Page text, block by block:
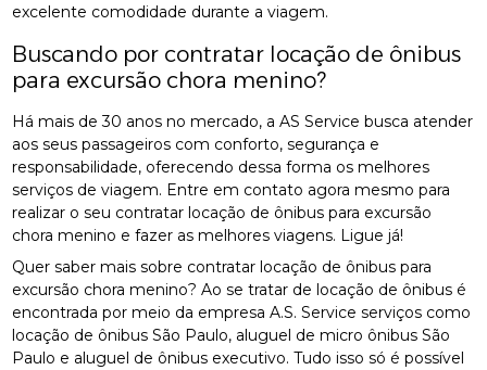
excelente comodidade durante a viagem.
Buscando por contratar locação de ônibus
para excursão chora menino?
Há mais de 30 anos no mercado, a AS Service busca atender
aos seus passageiros com conforto, segurança e
responsabilidade, oferecendo dessa forma os melhores
serviços de viagem. Entre em contato agora mesmo para
realizar o seu contratar locação de ônibus para excursão
chora menino e fazer as melhores viagens. Ligue já!
Quer saber mais sobre contratar locação de ônibus para
excursão chora menino? Ao se tratar de locação de ônibus é
encontrada por meio da empresa A.S. Service serviços como
locação de ônibus São Paulo, aluguel de micro ônibus São
Paulo e aluguel de ônibus executivo. Tudo isso só é possível